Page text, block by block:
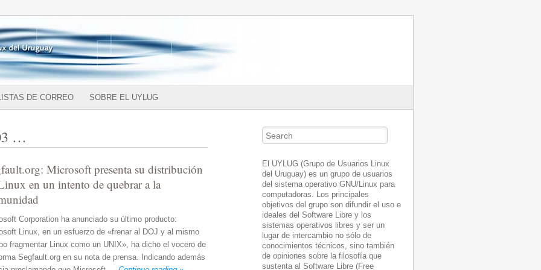
LISTAS DE CORREO SOBRE EL UYLUG
…
Microsoft presenta su distribución
en un intento de quebrar a la
Corporation ha anunciado su último producto:
Linux, en un esfuerzo de «frenar al DOJ y al mismo
fragmentar Linux como un UNIX», ha dicho el vocero de
Segfault.org en su nota de prensa. Indicando además
Search
El UYLUG (Grupo de Usuarios Linux
del Uruguay) es un grupo de usuarios
del sistema operativo GNU/Linux para
computadoras. Los principales
objetivos del grupo son difundir el uso e
ideales del Software Libre y los
sistemas operativos libres y ser un
lugar de intercambio no sólo de
conocimientos técnicos, sino también
de opiniones sobre la filosofía que
sustenta al Software Libre (Free